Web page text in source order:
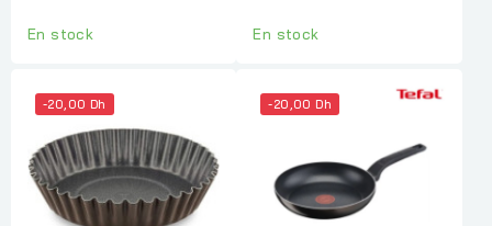
En stock En stock
-20,00 Dh -20,00 Dh